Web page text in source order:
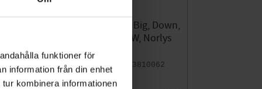
funktioner för
information från din enhet
kombinera informationen
Væglampe Modena Big, Down,
E27, Sort, LED, 77W, Norlys
7042893810062
1.334